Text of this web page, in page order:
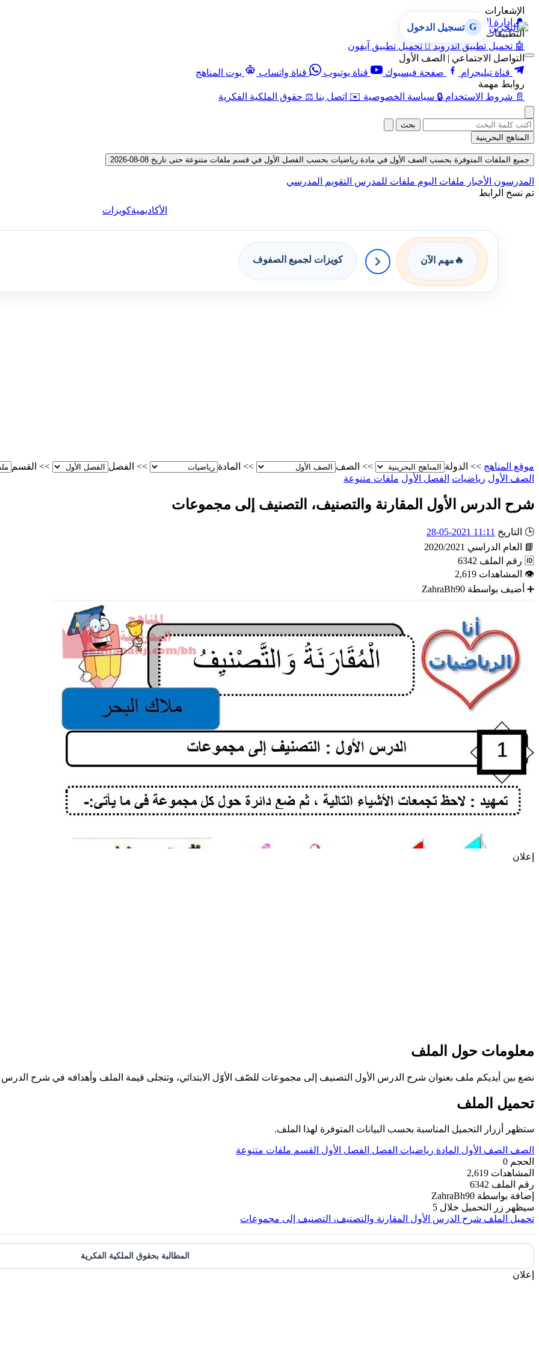
الإشعارات
🔔 إدارة الإشعارات
التطبيقات
🤖 تحميل تطبيق أندرويد  تحميل تطبيق آيفون
التواصل الاجتماعي | الصف الأول
قناة تيليجرام
صفحة فيسبوك قناة يوتيوب قناة واتساب
بوت المناهج
روابط مهمة
📄 شروط الاستخدام 🔒 سياسة الخصوصية ✉️ اتصل بنا ⚖️ حقوق الملكية الفكرية
G تسجيل الدخول
بحث
المناهج البحرينية
جميع الملفات المتوفرة بحسب الصف الأول في مادة رياضيات بحسب الفصل الأول في قسم ملفات متنوعة حتى تاريخ 08-08-2026
المدرسون الأخبار ملفات اليوم ملفات للمدرس التقويم المدرسي
تم نسخ الرابط
الأكاديميةكويزات
🔥 مهم الآن كويزات لجميع الصفوف
موقع المناهج >> الدولة >> الصف >> المادة >> الفصل >> القسم
الصف الأول رياضيات الفصل الأول ملفات متنوعة
شرح الدرس الأول المقارنة والتصنيف، التصنيف إلى مجموعات
🕒 التاريخ 11:11 2021-05-28
📘
العام الدراسي 2020/2021
🆔 رقم الملف 6342
👁 المشاهدات 2,619
➕ أضيف بواسطة ZahraBh90
إعلان
معلومات حول الملف
نضع بين أيديكم ملف بعنوان شرح الدرس الأول التصنيف إلى مجموعات للصّف الأوّل الابتدائي، وتتجلى قيمة الملف وأهدافه في شرح
تحميل الملف
ستظهر أزرار التحميل المناسبة بحسب البيانات المتوفرة لهذا الملف.
الصف الصف الأول المادة رياضيات الفصل الفصل الأول القسم ملفات متنوعة
الحجم 0
المشاهدات 2,619
رقم الملف 6342
إضافة بواسطة ZahraBh90
سيظهر زر التحميل خلال 5
تحميل الملف شرح الدرس الأول المقارنة والتصنيف، التصنيف إلى مجموعات
المطالبة بحقوق الملكية الفكرية
إعلان